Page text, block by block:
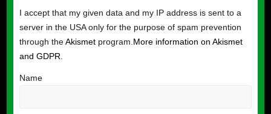
I accept that my given data and my IP address is sent to a
server in the USA only for the purpose of spam prevention
through theAkismetprogram. More information on Akismet
and GDPR
Name